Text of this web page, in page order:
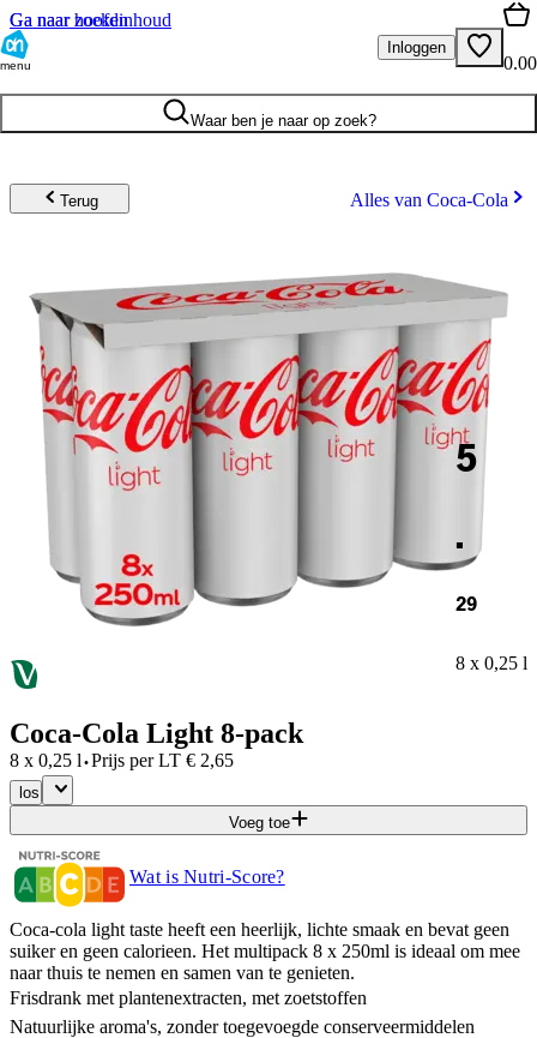
Ga naar hoofdinhoud
Ga naar zoeken
menu
Inloggen
0.00
Waar ben je naar op zoek?
Terug Alles van Coca-Cola
5
.
29
8 x 0,25 l
Coca-Cola Light 8-pack
8 x 0,25 l·Prijs per LT € 2,65
los
Voeg toe
Wat is Nutri-Score?
Coca-cola light taste heeft een heerlijk, lichte smaak en bevat geen
suiker en geen calorieen. Het multipack 8 x 250ml is ideaal om mee
naar thuis te nemen en samen van te genieten.
Frisdrank met plantenextracten, met zoetstoffen
Natuurlijke aroma's, zonder toegevoegde conserveermiddelen